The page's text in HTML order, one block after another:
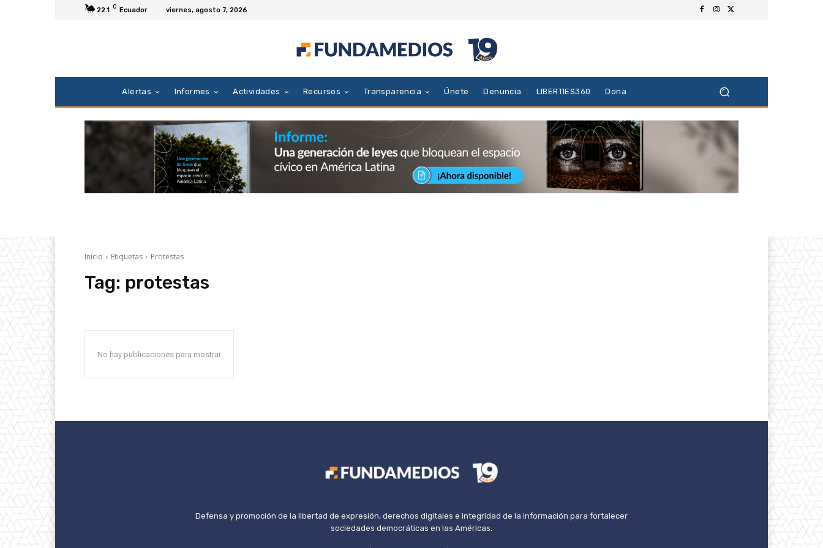
22.1 C Ecuador viernes, agosto 7, 2026
Alertas Informes Actividades Recursos Transparencia Únete Denuncia LIBERTIES360 Dona
Inicio Etiquetas Protestas
Tag: protestas
No hay publicaciones para mostrar
Defensa y promoción de la libertad de expresión, derechos digitales e integridad de la información para fortalecer
sociedades democráticas en las Américas.